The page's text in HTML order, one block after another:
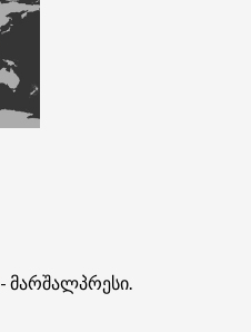
- მარშალპრესი.